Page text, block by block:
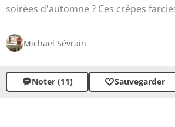
soirées d'automne ? Ces crêpes
des crêpes à la richesse des
ravira les papilles de tous. La duxelles
apporte une touche gourmande,
Gruyère ajoute une note crémeuse
Michaël Sévrain
Noter (11) Sauvegarder